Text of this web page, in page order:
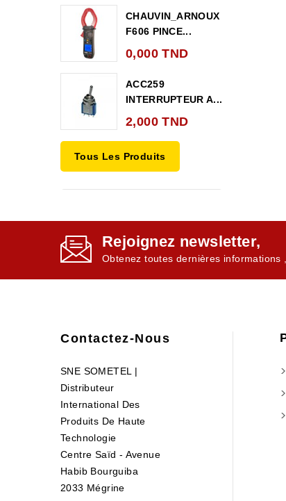
CHAUVIN_ARNOUX
F606 PINCE...
0,000 TND
ACC259
INTERRUPTEUR A...
2,000 TND
Tous Les Produits
Rejoignez newsletter,
Obtenez toutes dernières informations
Contactez-Nous
SNE SOMETEL |
Distributeur
International Des
Produits De Haute
Technologie
Centre Saïd - Avenue
Habib Bourguiba
2033 Mégrine